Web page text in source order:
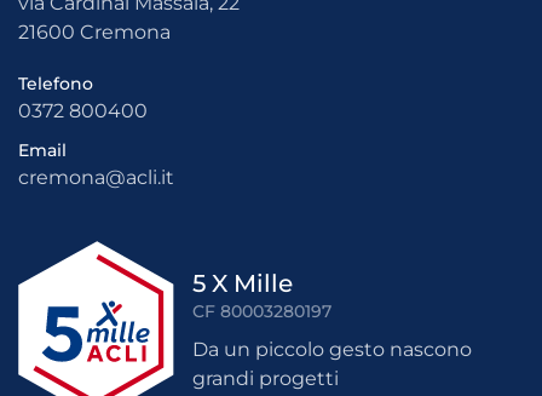
21600 Cremona
Telefono
0372 800400
Email
cremona@acli.it
5 X Mille
CF 80003280197
Da un piccolo gesto nascono
grandi progetti